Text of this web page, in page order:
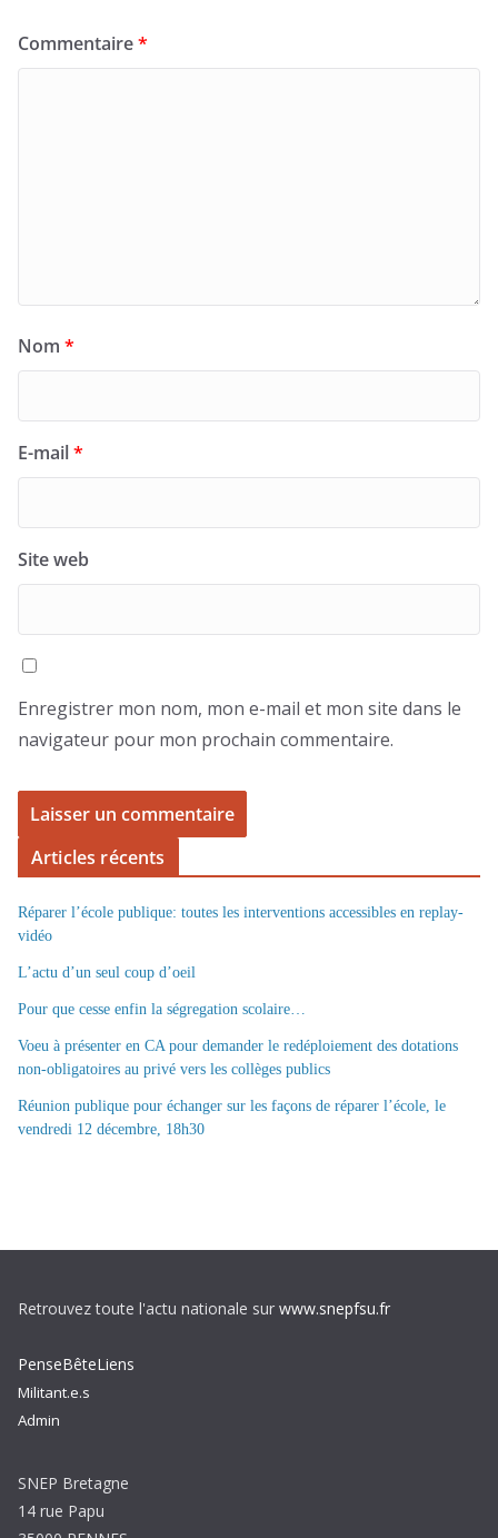
Commentaire*
Nom *
E-mail*
Site web
Enregistrer mon nom, mon e-mail et mon site dans le
navigateur pour mon prochain commentaire.
Articles récents
Réparer l’école publique: toutes les interventions accessibles en replay-
vidéo
L’actu d’un seul coup d’oeil
Pour que cesse enfin la ségregation scolaire…
Voeu à présenter en CA pour demander le redéploiement des dotations
non-obligatoires au privé vers les collèges publics
Réunion publique pour échanger sur les façons de réparer l’école, le
vendredi 12 décembre, 18h30
Retrouvez toute l'actu nationale sur www.snepfsu.fr
PenseBêteLiens
Militant.e.s
Admin
SNEP Bretagne
14 rue Papu